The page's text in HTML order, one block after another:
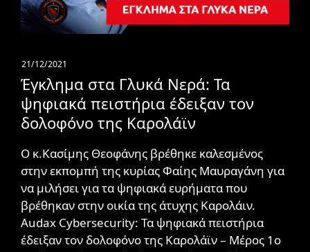
21/12/2021
Έγκλημα στα Γλυκά Νερά: Τα
ψηφιακά πειστήρια έδειξαν τον
δολοφόνο της Καρολάϊν
Ο κ.Κασίμης Θεοφάνης βρέθηκε καλεσμένος
στην εκπομπή της κυρίας Φαίης Μαυραγάνη για
να μιλήσει για τα ψηφιακά ευρήματα που
βρέθηκαν στην οικία της άτυχης Καρολάιν.
Audax Cybersecurity: Τα ψηφιακά πειστήρια
έδειξαν τον δολοφόνο της Καρολάϊν – Μέρος 1ο